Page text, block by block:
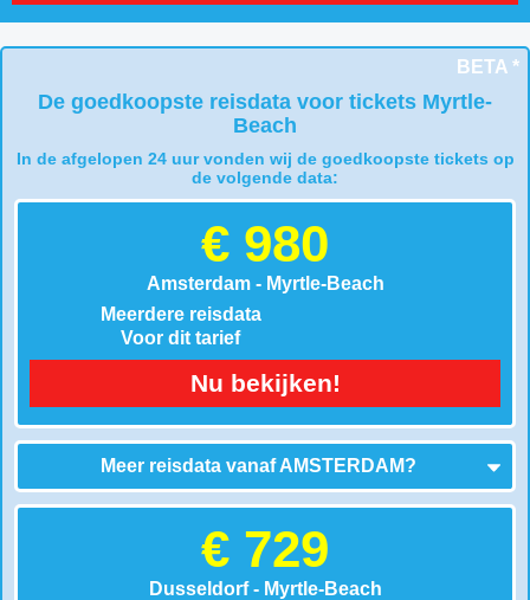
BETA *
De goedkoopste reisdata voor tickets Myrtle-
Beach
In de afgelopen 24 uur vonden wij de goedkoopste tickets op
de volgende data:
€ 980
Amsterdam - Myrtle-Beach
Meerdere reisdata
Voor dit tarief
Nu bekijken!
Meer reisdata vanafAMSTERDAM?
€ 729
Dusseldorf - Myrtle-Beach